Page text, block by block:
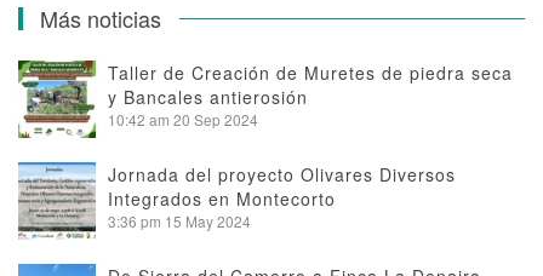
Más noticias
Taller de Creación de Muretes de piedra seca
y Bancales antierosión
10:42 am 20 Sep 2024
Jornada del proyecto Olivares Diversos
Integrados en Montecorto
3:36 pm 15 May 2024